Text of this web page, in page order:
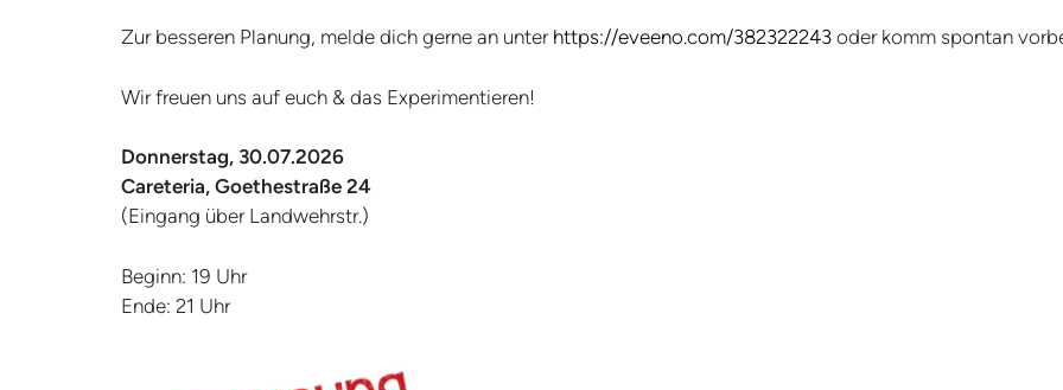
Zur besseren Planung, melde dich gerne an unter https://eveeno.com/382322243 oder komm spontan
Wir freuen uns auf euch & das Experimentieren!
Donnerstag, 30.07.2026
Careteria, Goethestraße 24
(Eingang über Landwehrstr.)
Beginn: 19 Uhr
Ende: 21 Uhr